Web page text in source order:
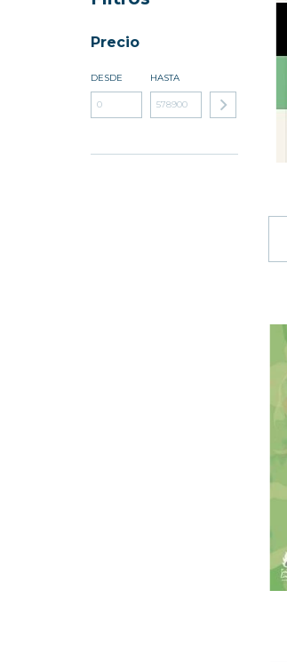
Precio
DESDE HASTA